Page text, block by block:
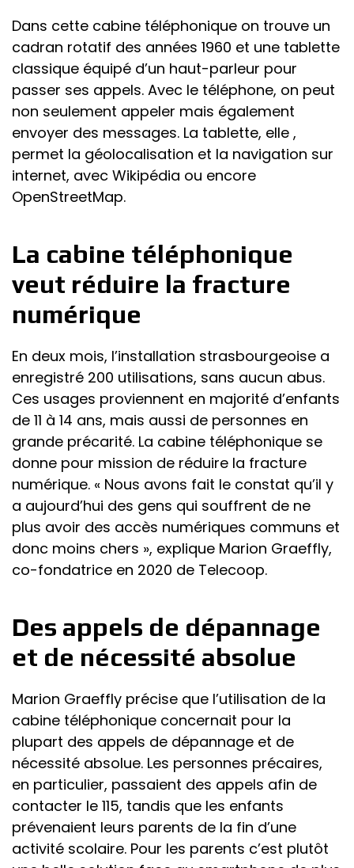
Dans cette cabine téléphonique on trouve un
cadran rotatif des années 1960 et une tablette
classique équipé d’un haut-parleur pour
passer ses appels. Avec le téléphone, on peut
non seulement appeler mais également
envoyer des messages. La tablette, elle ,
permet la géolocalisation et la navigation sur
internet, avec Wikipédia ou encore
OpenStreetMap.
La cabine téléphonique
veut réduire la fracture
numérique
En deux mois, l’installation strasbourgeoise a
enregistré 200 utilisations, sans aucun abus.
Ces usages proviennent en majorité d’enfants
de 11 à 14 ans, mais aussi de personnes en
grande précarité. La cabine téléphonique se
donne pour mission de réduire la fracture
numérique. « Nous avons fait le constat qu’il y
a aujourd’hui des gens qui souffrent de ne
plus avoir des accès numériques communs et
donc moins chers », explique Marion Graeffly,
co-fondatrice en 2020 de Telecoop.
Des appels de dépannage
et de nécessité absolue
Marion Graeffly précise que l’utilisation de la
cabine téléphonique concernait pour la
plupart des appels de dépannage et de
nécessité absolue. Les personnes précaires,
en particulier, passaient des appels afin de
contacter le 115, tandis que les enfants
prévenaient leurs parents de la fin d’une
activité scolaire. Pour les parents c’est plutôt